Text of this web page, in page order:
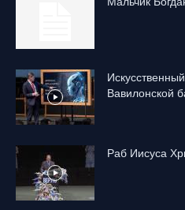
Вавилонской
Раб Иисуса